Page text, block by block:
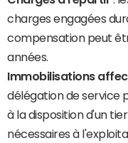
charges engagées
compensation peut
années.
Immobilisations
délégation de service
à la disposition d'un
nécessaires à